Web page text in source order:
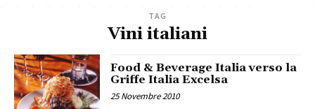
TAG
Vini italiani
Food & Beverage Italia verso la
Griffe Italia Excelsa
25 Novembre 2010